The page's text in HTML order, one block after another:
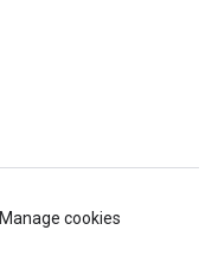
Manage cookies